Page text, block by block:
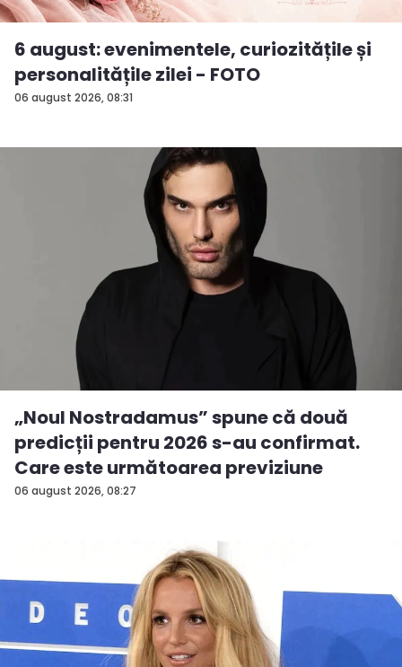
06 august 2026, 08:31
6 august: evenimentele, curiozitățile și
personalitățile zilei - FOTO
06 august 2026, 08:27
„Noul Nostradamus” spune că două
predicții pentru 2026 s-au confirmat.
Care este următoarea previziune